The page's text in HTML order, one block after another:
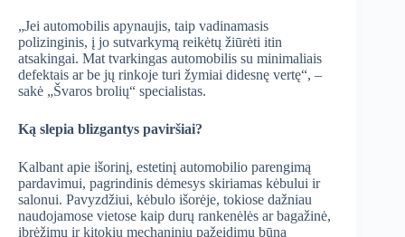
„Jei automobilis apynaujis, taip vadinamasis
polizinginis, į jo sutvarkymą reikėtų žiūrėti itin
atsakingai. Mat tvarkingas automobilis su minimaliais
defektais ar be jų rinkoje turi žymiai didesnę vertę“, –
sakė „Švaros brolių“ specialistas.
Ką slepia blizgantys paviršiai?
Kalbant apie išorinį, estetinį automobilio parengimą
pardavimui, pagrindinis dėmesys skiriamas kėbului ir
salonui. Pavyzdžiui, kėbulo išorėje, tokiose dažniau
naudojamose vietose kaip durų rankenėlės ar bagažinė,
įbrėžimų ir kitokių mechaninių pažeidimų būna